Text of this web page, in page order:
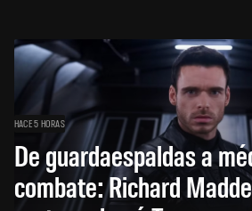
HACE 5 HORAS
De guardaespaldas a
combate: Richard